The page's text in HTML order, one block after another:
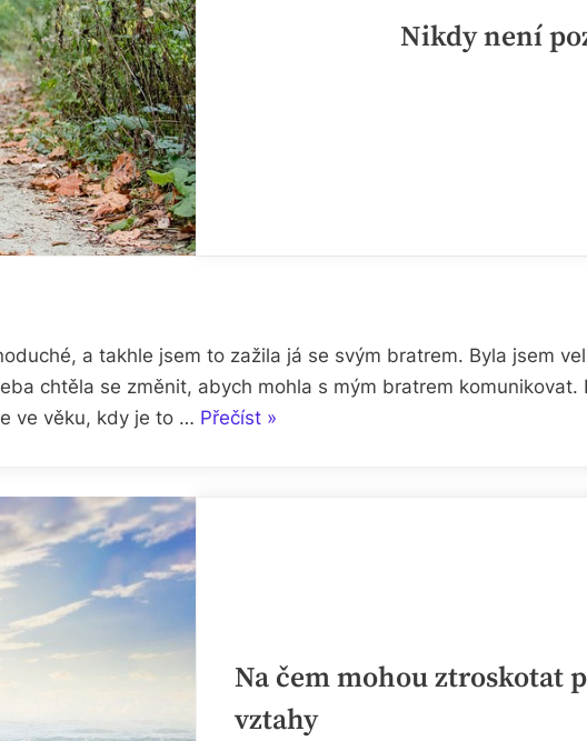
Nikdy není
a takhle jsem to zažila já se svým bratrem. Byla jsem
chtěla se změnit, abych mohla s mým bratrem komunikovat.
ve věku, kdy je to … Přečíst„Nikdy
»
Na čem mohou ztroskotat
vztahy